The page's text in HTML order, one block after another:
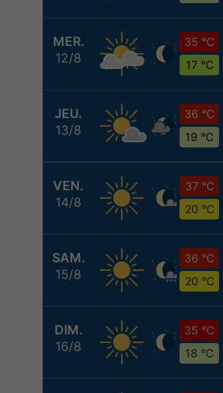
MER.
12/8
35 °C
17 °C
JEU.
13/8
36 °C
19 °C
VEN.
14/8
37 °C
20 °C
SAM.
15/8
36 °C
20 °C
DIM.
16/8
35 °C
18 °C